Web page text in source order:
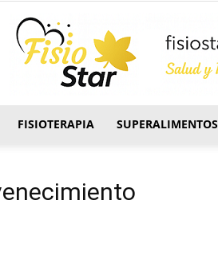
FISIOTERAPIA SUPERALIMENTOS